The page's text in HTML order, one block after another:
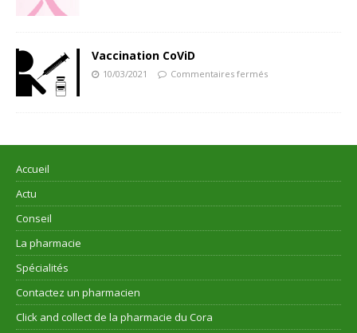
Vaccination CoViD
10/03/2021 Commentaires fermés
Accueil
Actu
Conseil
La pharmacie
Spécialités
Contactez un pharmacien
Click and collect de la pharmacie du Cora